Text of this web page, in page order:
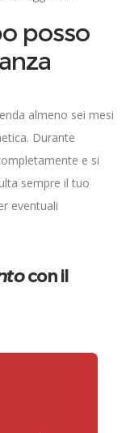
posso
almeno sei mesi
Durante
e si
sempre il tuo
eventuali
con il